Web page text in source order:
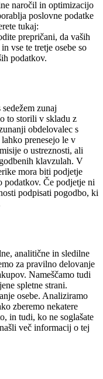
naročil in optimizacijo
poslovne podatke
tukaj:
prepričani, da vaših
vse te tretje osebe so
podatkov.
zunaj
to storili v skladu z
obdelovalec s
prenesejo le v
o ustreznosti, ali
klavzulah. V
mora biti podjetje
Če podjetje ni
podpisati pogodbo, ki
analitične in sledilne
za pravilno delovanje
Nameščamo tudi
spletne strani.
osebe. Analiziramo
zberemo nekatere
in tudi, ko ne soglašate
več informacij o tej